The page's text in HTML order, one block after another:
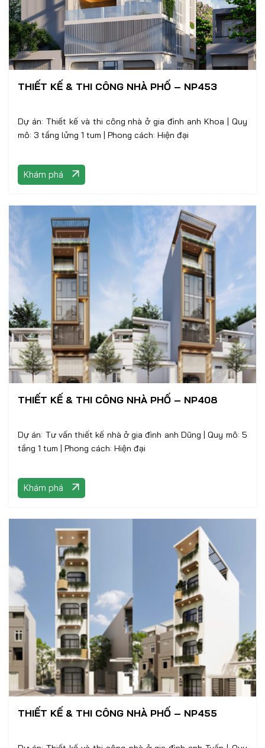
THIẾT KẾ & THI CÔNG NHÀ PHỐ – NP453
Dự án: Thiết kế và thi công nhà ở gia đình anh Khoa | Quy
mô: 3 tầng lửng 1 tum | Phong cách: Hiện đại
Khám phá
THIẾT KẾ & THI CÔNG NHÀ PHỐ – NP408
Dự án: Tư vấn thiết kế nhà ở gia đình anh Dũng | Quy mô: 5
tầng 1 tum | Phong cách: Hiện đại
Khám phá
THIẾT KẾ & THI CÔNG NHÀ PHỐ – NP455